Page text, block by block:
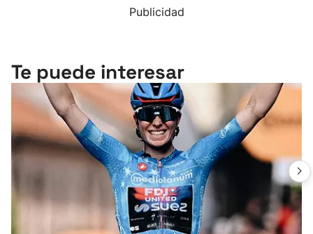
Publicidad
Te puede interesar